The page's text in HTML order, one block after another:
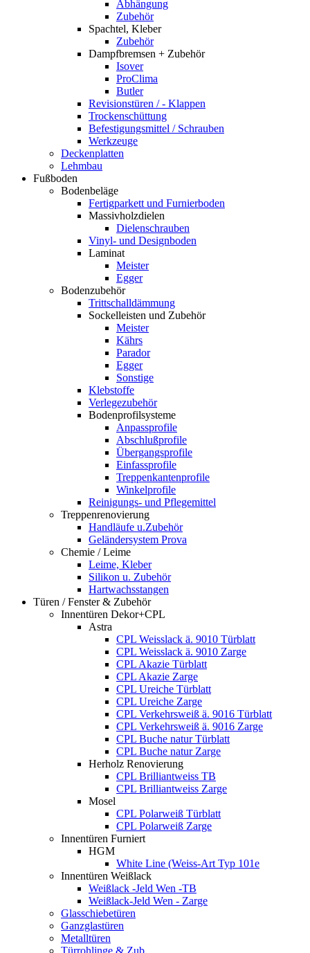
Abhängung
Zubehör
Spachtel, Kleber
Zubehör
Dampfbremsen + Zubehör
Isover
ProClima
Butler
Revisionstüren / - Klappen
Trockenschüttung
Befestigungsmittel / Schrauben
Werkzeuge
Deckenplatten
Lehmbau
Fußboden
Bodenbeläge
Fertigparkett und Furnierboden
Massivholzdielen
Dielenschrauben
Vinyl- und Designboden
Laminat
Meister
Egger
Bodenzubehör
Trittschalldämmung
Sockelleisten und Zubehör
Meister
Kährs
Parador
Egger
Sonstige
Klebstoffe
Verlegezubehör
Bodenprofilsysteme
Anpassprofile
Abschlußprofile
Übergangsprofile
Einfassprofile
Treppenkantenprofile
Winkelprofile
Reinigungs- und Pflegemittel
Treppenrenovierung
Handläufe u.Zubehör
Geländersystem Prova
Chemie / Leime
Leime, Kleber
Silikon u. Zubehör
Hartwachsstangen
Türen / Fenster & Zubehör
Innentüren Dekor+CPL
Astra
CPL Weisslack ä. 9010 Türblatt
CPL Weisslack ä. 9010 Zarge
CPL Akazie Türblatt
CPL Akazie Zarge
CPL Ureiche Türblatt
CPL Ureiche Zarge
CPL Verkehrsweiß ä. 9016 Türblatt
CPL Verkehrsweiß ä. 9016 Zarge
CPL Buche natur Türblatt
CPL Buche natur Zarge
Herholz Renovierung
CPL Brilliantweiss TB
CPL Brilliantweiss Zarge
Mosel
CPL Polarweiß Türblatt
CPL Polarweiß Zarge
Innentüren Furniert
HGM
White Line (Weiss-Art Typ 101e
Innentüren Weißlack
Weißlack -Jeld Wen -TB
Weißlack-Jeld Wen - Zarge
Glasschiebetüren
Ganzglastüren
Metalltüren